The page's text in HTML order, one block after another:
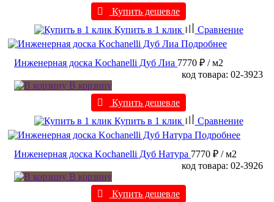
Купить дешевле
Купить в 1 клик
Сравнение
Подробнее
Инженерная доска Kochanelli Дуб Лиа 7770 ₽ / м2
код товара: 02-3923
В корзину
Купить дешевле
Купить в 1 клик
Сравнение
Подробнее
Инженерная доска Kochanelli Дуб Натура 7770 ₽ / м2
код товара: 02-3926
В корзину
Купить дешевле